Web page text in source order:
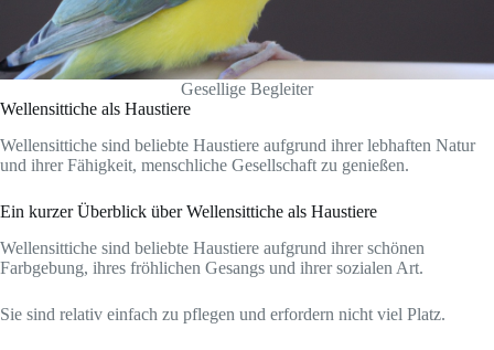
Gesellige Begleiter
Wellensittiche als Haustiere
Wellensittiche sind beliebte Haustiere aufgrund ihrer lebhaften Natur
und ihrer Fähigkeit, menschliche Gesellschaft zu genießen.
Ein kurzer Überblick über Wellensittiche als Haustiere
Wellensittiche sind beliebte Haustiere aufgrund ihrer schönen
Farbgebung, ihres fröhlichen Gesangs und ihrer sozialen Art.
Sie sind relativ einfach zu pflegen und erfordern nicht viel Platz.